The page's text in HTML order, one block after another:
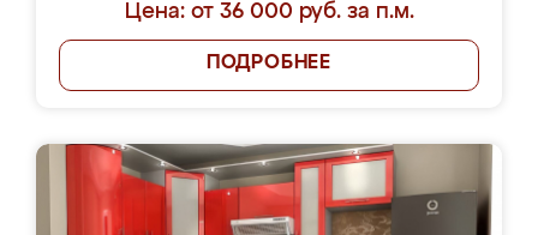
Цена: от 36 000 руб. за п.м.
ПОДРОБНЕЕ